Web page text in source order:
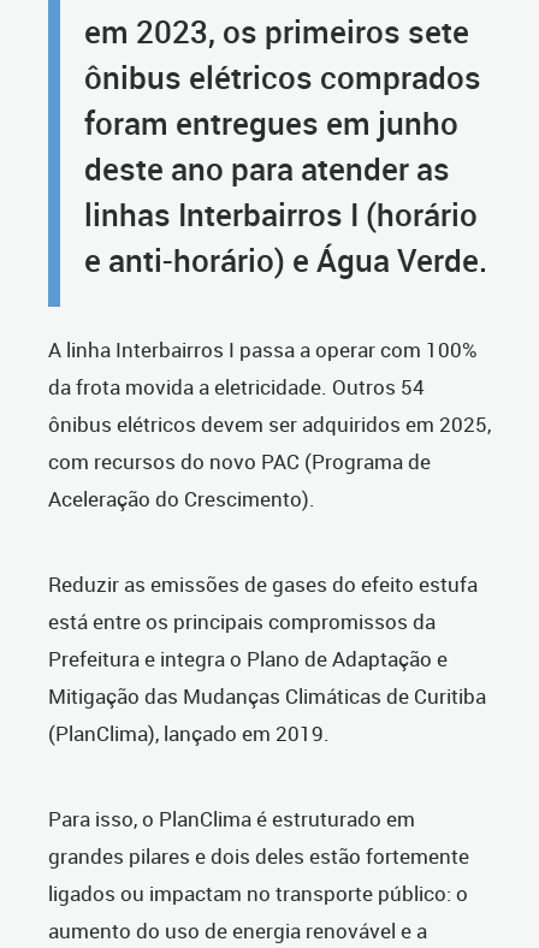
em 2023, os primeiros sete
ônibus elétricos comprados
foram entregues em junho
deste ano para atender as
linhas Interbairros I (horário
e anti-horário) e Água Verde.
A linha Interbairros I passa a operar com 100%
da frota movida a eletricidade. Outros 54
ônibus elétricos devem ser adquiridos em 2025,
com recursos do novo PAC (Programa de
Aceleração do Crescimento).
Reduzir as emissões de gases do efeito estufa
está entre os principais compromissos da
Prefeitura e integra o Plano de Adaptação e
Mitigação das Mudanças Climáticas de Curitiba
(PlanClima), lançado em 2019.
Para isso, o PlanClima é estruturado em
grandes pilares e dois deles estão fortemente
ligados ou impactam no transporte público: o
aumento do uso de energia renovável e a